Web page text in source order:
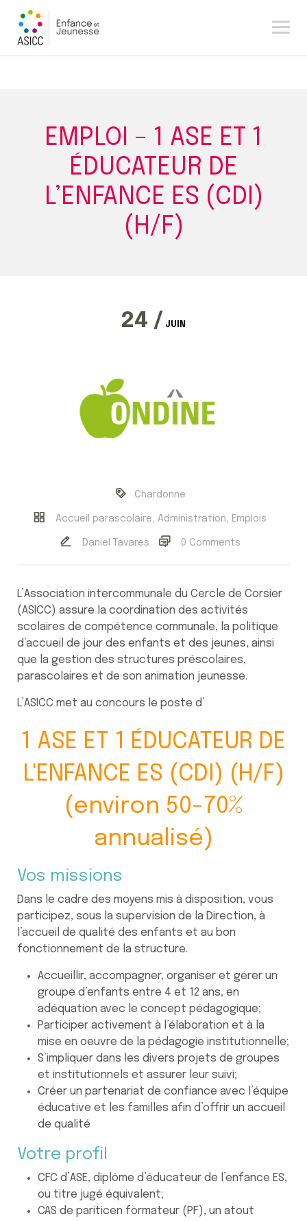
content
EMPLOI – 1 ASE ET 1
ÉDUCATEUR DE
L’ENFANCE ES (CDI)
(H/F)
24 / JUIN
Chardonne
Accueil parascolaire, Administration, Emplois
Daniel Tavares 0 Comments
L’Association intercommunale du Cercle de Corsier
(ASICC) assure la coordination des activités
scolaires de compétence communale, la politique
d’accueil de jour des enfants et des jeunes, ainsi
que la gestion des structures préscolaires,
parascolaires et de son animation jeunesse.
L’ASICC met au concours le poste d’
1 ASE ET 1 ÉDUCATEUR DE
L'ENFANCE ES (CDI) (H/F)
(environ 50-70%
annualisé)
Vos missions
Dans le cadre des moyens mis à disposition, vous
participez, sous la supervision de la Direction, à
l’accueil de qualité des enfants et au bon
fonctionnement de la structure.
Accueillir, accompagner, organiser et gérer un
groupe d’enfants entre 4 et 12 ans, en
adéquation avec le concept pédagogique;
Participer activement à l’élaboration et à la
mise en oeuvre de la pédagogie institutionnelle;
S’impliquer dans les divers projets de groupes
et institutionnels et assurer leur suivi;
Créer un partenariat de confiance avec l’équipe
éducative et les familles afin d’offrir un accueil
de qualité
Votre profil
CFC d’ASE, diplôme d’éducateur de l’enfance ES,
ou titre jugé équivalent;
CAS de pariticen formateur (PF), un atout